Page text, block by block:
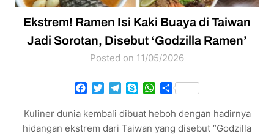
Ekstrem! Ramen Isi Kaki Buaya di Taiwan
Jadi Sorotan, Disebut ‘Godzilla Ramen’
Posted on 11/05/2026
Facebook
TwitterTelegram
SkypeWhatsApp
Share
Kuliner dunia kembali dibuat heboh dengan hadirnya
hidangan ekstrem dari Taiwan yang disebut “Godzilla